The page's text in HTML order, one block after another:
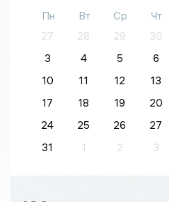
Пн Вт Ср Чт
27
28 29 30
3
4 5 6
10
11 12 13
17
18 19 20
24
25 26 27
31
1 2 3